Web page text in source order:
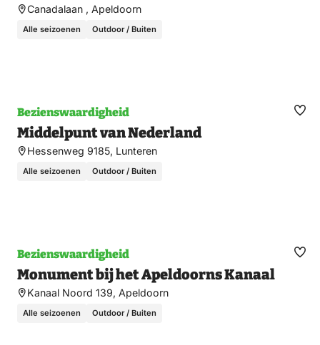
Canadalaan , Apeldoorn
Alle seizoenen Outdoor / Buiten
Bezienswaardigheid
Middelpunt van Nederland
Hessenweg 9185, Lunteren
Alle seizoenen Outdoor / Buiten
Bezienswaardigheid
Monument bij het Apeldoorns Kanaal
Kanaal Noord 139, Apeldoorn
Alle seizoenen Outdoor / Buiten